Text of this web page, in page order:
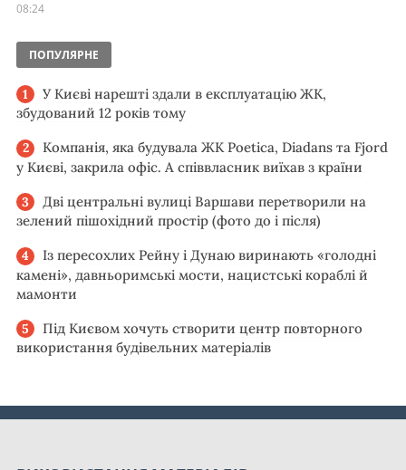
08:24
ПОПУЛЯРНЕ
У Києві нарешті здали в експлуатацію ЖК,
збудований 12 років тому
Компанія, яка будувала ЖК Poetica, Diadans та Fjord
у Києві, закрила офіс. А співвласник виїхав з країни
Дві центральні вулиці Варшави перетворили на
зелений пішохідний простір (фото до і після)
Із пересохлих Рейну і Дунаю виринають «голодні
камені», давньоримські мости, нацистські кораблі й
мамонти
Під Києвом хочуть створити центр повторного
використання будівельних матеріалів